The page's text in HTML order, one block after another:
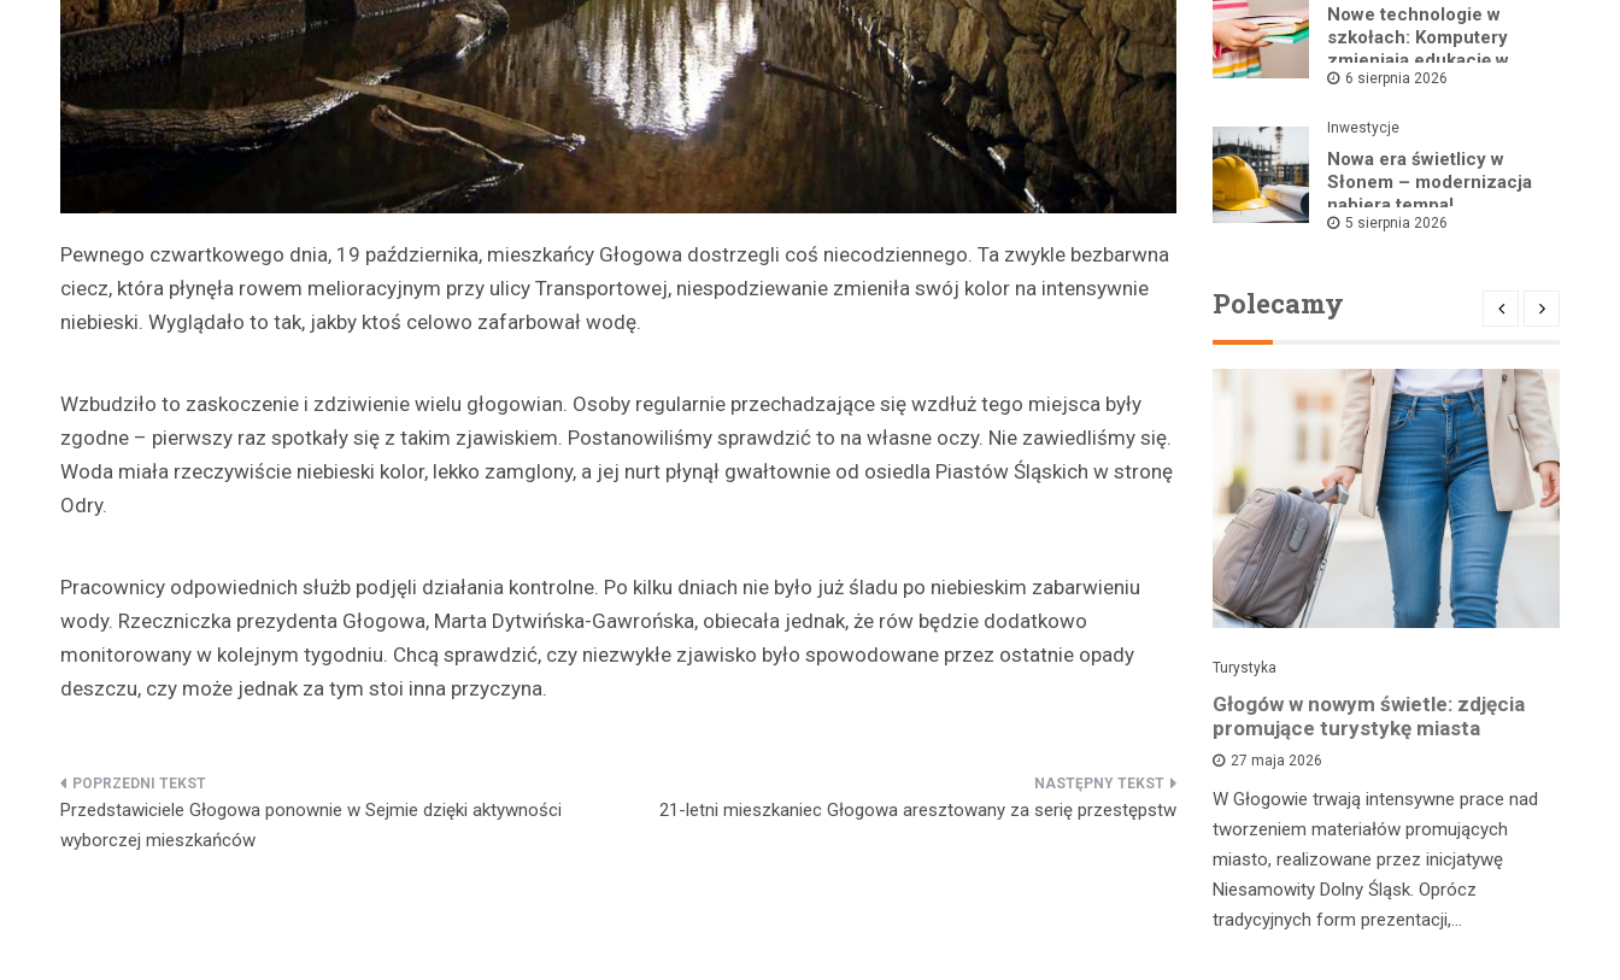
Pewnego czwartkowego dnia, 19 października, mieszkańcy Głogowa dostrzegli coś niecodziennego. Ta zwykle bezbarwna
ciecz, która płynęła rowem melioracyjnym przy ulicy Transportowej, niespodziewanie zmieniła swój kolor na intensywnie
niebieski. Wyglądało to tak, jakby ktoś celowo zafarbował wodę.
Wzbudziło to zaskoczenie i zdziwienie wielu głogowian. Osoby regularnie przechadzające się wzdłuż tego miejsca były
zgodne – pierwszy raz spotkały się z takim zjawiskiem. Postanowiliśmy sprawdzić to na własne oczy. Nie zawiedliśmy się.
Woda miała rzeczywiście niebieski kolor, lekko zamglony, a jej nurt płynął gwałtownie od osiedla Piastów Śląskich w stronę
Odry.
Pracownicy odpowiednich służb podjęli działania kontrolne. Po kilku dniach nie było już śladu po niebieskim zabarwieniu
wody. Rzeczniczka prezydenta Głogowa, Marta Dytwińska-Gawrońska, obiecała jednak, że rów będzie dodatkowo
monitorowany w kolejnym tygodniu. Chcą sprawdzić, czy niezwykłe zjawisko było spowodowane przez ostatnie opady
deszczu, czy może jednak za tym stoi inna przyczyna.
Nawigacja
wpisu
Przedstawiciele Głogowa ponownie w Sejmie dzięki aktywności
wyborczej mieszkańców
21-letni mieszkaniec Głogowa aresztowany za serię przestępstw
Nowe technologie w
szkołach: Komputery
zmieniają edukację w
Nielubi i Brzegu
6 sierpnia 2026
Inwestycje
Nowa era świetlicy w
Słonem – modernizacja
nabiera tempa!
5 sierpnia 2026
Polecamy
Masz wolny weekend i chciałbyś zrobić coś
Turystyka
Głogów w nowym świetle: zdjęcia
promujące turystykę miasta
27 maja 2026
W Głogowie trwają intensywne prace nad
tworzeniem materiałów promujących
miasto, realizowane przez inicjatywę
Niesamowity Dolny Śląsk. Oprócz
tradycyjnych form prezentacji,…